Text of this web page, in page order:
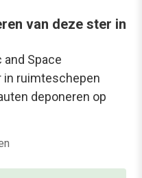
van deze ster in
and Space
ruimteschepen
deponeren op